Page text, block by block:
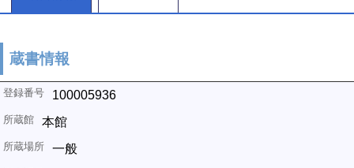
蔵書情報
100005936
本館
一般